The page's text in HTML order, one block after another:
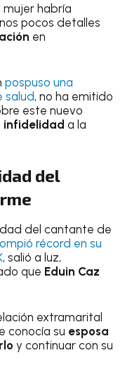
mujer habría
pocos detalles
en
pospuso una
salud, no ha emitido
este nuevo
infidelidada la
del
del cantante de
récord en su
, salió a luz,
que Eduin Caz
extramarital
conocía su esposa
y continuar con su